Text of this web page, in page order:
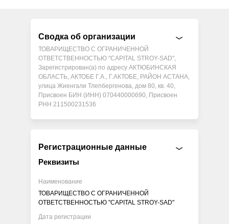
Сводка об организации
ТОВАРИЩЕСТВО С ОГРАНИЧЕННОЙ
ОТВЕТСТВЕННОСТЬЮ "CAPITAL STROY-SAD",
Зарегистрирован(а) по адресу АКТЮБИНСКАЯ
ОБЛАСТЬ, АКТОБЕ Г.А., Г.АКТОБЕ, РАЙОН АСТАНА,
улица Жиенгали Тлепбергенова, дом 80, кв. 40,
Присвоен БИН (ИНН) 070440000690, Присвоен
РНН 211500231536
Регистрационные данные
Реквизиты
Наименование
ТОВАРИЩЕСТВО С ОГРАНИЧЕННОЙ
ОТВЕТСТВЕННОСТЬЮ "CAPITAL STROY-SAD"
Дата регистрации